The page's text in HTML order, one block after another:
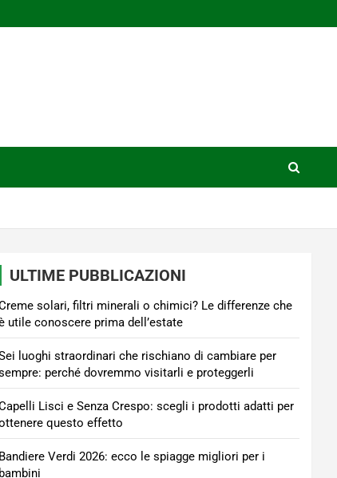
ULTIME PUBBLICAZIONI
solari, filtri minerali o chimici? Le differenze che
utile conoscere prima dell’estate
luoghi straordinari che rischiano di cambiare per
perché dovremmo visitarli e proteggerli
Lisci e Senza Crespo: scegli i prodotti adatti per
questo effetto
Bandiere Verdi 2026: ecco le spiagge migliori per i
bambini